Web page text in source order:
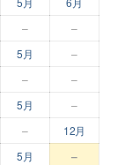
– –
5月
–
– –
5月
–
– 12月
5月 –